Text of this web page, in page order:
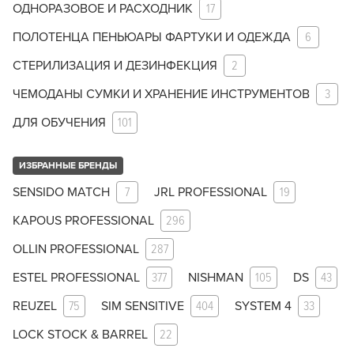
ОДНОРАЗОВОЕ И РАСХОДНИК 17
ПОЛОТЕНЦА ПЕНЬЮАРЫ ФАРТУКИ И ОДЕЖДА 6
СТЕРИЛИЗАЦИЯ И ДЕЗИНФЕКЦИЯ 2
ЧЕМОДАНЫ СУМКИ И ХРАНЕНИЕ ИНСТРУМЕНТОВ 3
ДЛЯ ОБУЧЕНИЯ 101
ИЗБРАННЫЕ БРЕНДЫ
SENSIDO MATCH 7 JRL PROFESSIONAL 19
KAPOUS PROFESSIONAL 296
OLLIN PROFESSIONAL 287
ESTEL PROFESSIONAL 377 NISHMAN 105 DS 43
REUZEL 75 SIM SENSITIVE 404 SYSTEM 4 33
LOCK STOCK & BARREL 22